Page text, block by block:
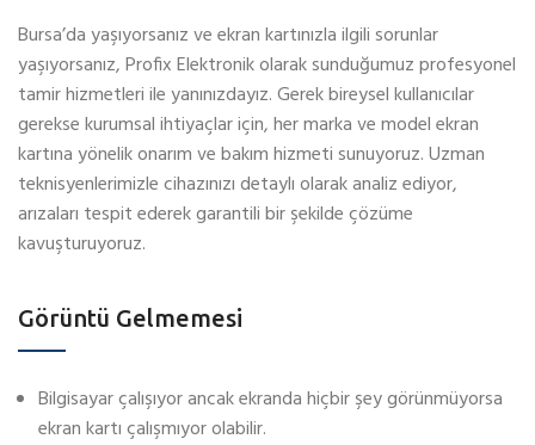
Bursa’da yaşıyorsanız ve ekran kartınızla ilgili sorunlar
yaşıyorsanız, Profix Elektronik olarak sunduğumuz profesyonel
tamir hizmetleri ile yanınızdayız. Gerek bireysel kullanıcılar
gerekse kurumsal ihtiyaçlar için, her marka ve model ekran
kartına yönelik onarım ve bakım hizmeti sunuyoruz. Uzman
teknisyenlerimizle cihazınızı detaylı olarak analiz ediyor,
arızaları tespit ederek garantili bir şekilde çözüme
kavuşturuyoruz.
Görüntü Gelmemesi
Bilgisayar çalışıyor ancak ekranda hiçbir şey görünmüyorsa
ekran kartı çalışmıyor olabilir.